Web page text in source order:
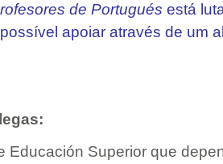
de Portugués está
apoiar através de um
Educación Superior que